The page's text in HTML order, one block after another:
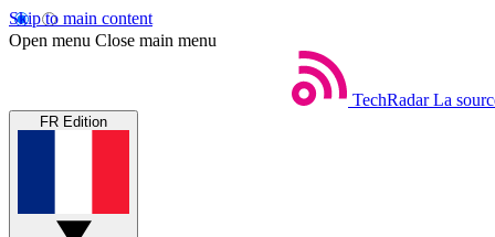
Skip to main content
Open menu Close main menu
TechRadar La
FR Edition